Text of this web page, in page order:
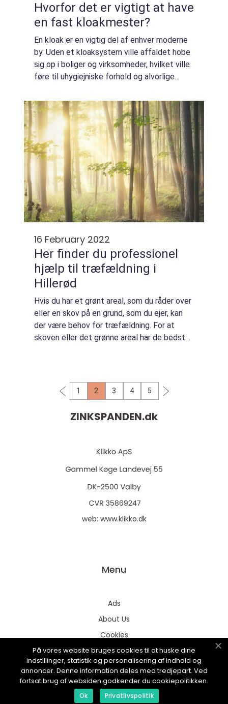
Hvorfor det er vigtigt at have
en fast kloakmester?
En kloak er en vigtig del af enhver moderne
by. Uden et kloaksystem ville affaldet hobe
sig op i boliger og virksomheder, hvilket ville
føre til uhygiejniske forhold og alvorlige
beskytte mod oversvømmelser...
16 February 2022
Her finder du professionel
hjælp til træfældning i
Hillerød
Hvis du har et grønt areal, som du råder over
eller en skov på en grund, som du ejer, kan
der være behov for træfældning. For at
skoven eller det grønne areal har de bedste
1 2 3 4 5
ZINKSPANDEN.dk
web: www.klikko.dk
Menu
Ads
About Us
Cookies
Contact
Sitemap
På vores website bruges cookies til at huske dine
indstillinger, statistik og personalisering af indhold og
annoncer. Denne information deles med tredjepart. Ved
fortsat brug af websiden godkender du cookiepolitikken.
Ok Privatlivspolitik